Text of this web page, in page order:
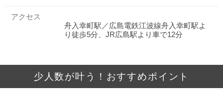
アクセス
舟入幸町駅／広島電鉄江波線舟入幸町駅よ
り徒歩5分、JR広島駅より車で12分
少人数が叶う！おすすめポイント